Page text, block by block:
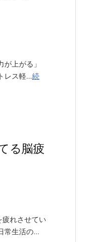
上がる」
レス軽...続
る脳疲
れさせてい
常生活の...